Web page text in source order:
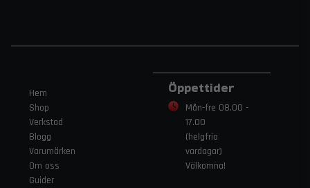
Hem
Shop
Verkstad
Blogg
Varumärken
Om oss
Guider
Öppettider
Mån-fre 08.00 -
17.00
(helgfria
vardagar)
Välkomna!